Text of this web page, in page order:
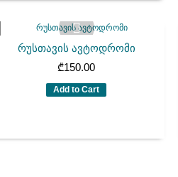
რუსთავის ავტოდრომი
₾150.00
Add to Cart